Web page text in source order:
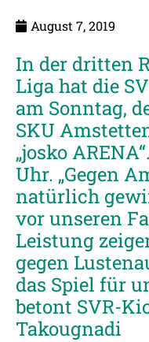
August 7, 2019
In der dritten
Liga hat die
am Sonntag,
SKU
„josko
Uhr. „Gegen
natürlich
vor unseren
Leistung
gegen
das Spiel für
betont SVR-
Takougnadi